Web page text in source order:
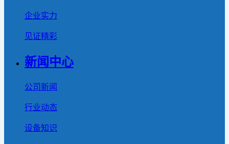
企业实力
见证精彩
新闻中心
公司新闻
行业动态
设备知识